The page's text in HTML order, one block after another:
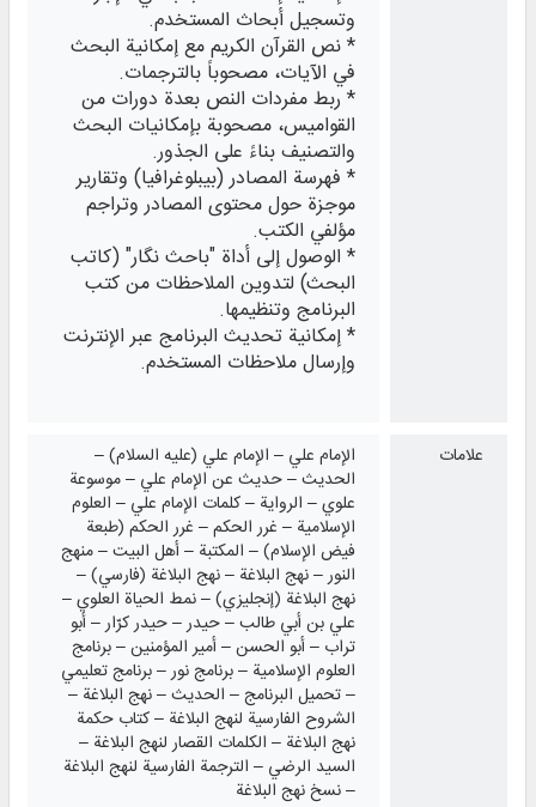
وتسجيل أبحاث المستخدم.
* نص القرآن الكريم مع إمكانية البحث
في الآيات، مصحوباً بالترجمات.
* ربط مفردات النص بعدة دورات من
القواميس، مصحوبة بإمكانيات البحث
والتصنيف بناءً على الجذور.
* فهرسة المصادر (بيبلوغرافيا) وتقارير
موجزة حول محتوى المصادر وتراجم
مؤلفي الكتب.
* الوصول إلى أداة "باحث نگار" (كاتب
البحث) لتدوين الملاحظات من كتب
البرنامج وتنظيمها.
* إمكانية تحديث البرنامج عبر الإنترنت
وإرسال ملاحظات المستخدم.
علامات
الإمام علي – الإمام علي (عليه السلام) –
الحديث – حديث عن الإمام علي – موسوعة
علوي – الرواية – كلمات الإمام علي – العلوم
الإسلامية – غرر الحكم – غرر الحكم (طبعة
فيض الإسلام) – المكتبة – أهل البيت – منهج
النور – نهج البلاغة – نهج البلاغة (فارسي) –
نهج البلاغة (إنجليزي) – نمط الحياة العلوي –
علي بن أبي طالب – حيدر – حيدر كرّار – أبو
تراب – أبو الحسن – أمير المؤمنين – برنامج
العلوم الإسلامية – برنامج نور – برنامج تعليمي
– تحميل البرنامج – الحديث – نهج البلاغة –
الشروح الفارسية لنهج البلاغة – كتاب حكمة
نهج البلاغة – الكلمات القصار لنهج البلاغة –
السيد الرضي – الترجمة الفارسية لنهج البلاغة
– نسخ نهج البلاغة